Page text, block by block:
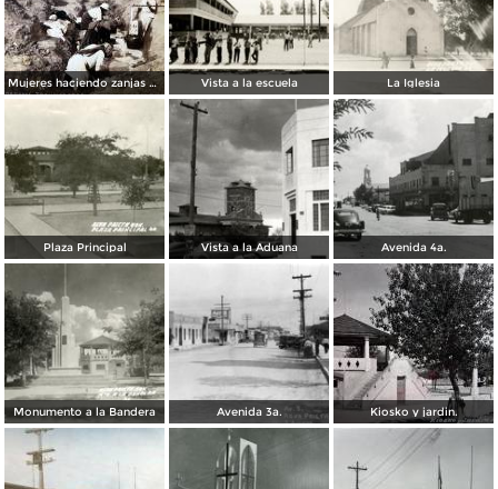
Mujeres haciendo zanjas de defensa ( Circulada en 1915 ). Vista a la escuela La Iglesia
Plaza Principal Vista a la Aduana Avenida 4a.
Monumento a la Bandera Avenida 3a. Kiosko y jardin.